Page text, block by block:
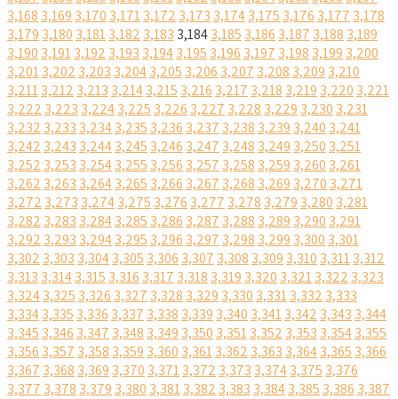
3,168 3,169 3,170 3,1713,172 3,173 3,1743,175 3,176 3,177 3,178
3,179 3,180 3,1813,182 3,183 3,1843,185 3,186 3,187 3,188 3,189
3,190 3,1913,192 3,193 3,1943,195 3,196 3,197 3,198 3,199 3,200
3,2013,202 3,203 3,2043,205 3,206 3,207 3,208 3,209 3,210
3,2113,212 3,213 3,2143,215 3,216 3,217 3,218 3,219 3,220 3,221
3,222 3,223 3,2243,225 3,226 3,227 3,228 3,229 3,230 3,231
3,232 3,233 3,2343,235 3,236 3,237 3,238 3,239 3,240 3,241
3,242 3,243 3,2443,245 3,246 3,247 3,248 3,249 3,250 3,251
3,252 3,253 3,2543,255 3,256 3,257 3,258 3,259 3,260 3,261
3,262 3,263 3,2643,265 3,266 3,267 3,268 3,269 3,270 3,271
3,272 3,273 3,2743,275 3,276 3,277 3,278 3,279 3,280 3,281
3,282 3,283 3,2843,285 3,286 3,287 3,288 3,289 3,290 3,291
3,292 3,293 3,2943,295 3,296 3,297 3,298 3,299 3,300 3,301
3,302 3,303 3,3043,305 3,306 3,307 3,308 3,309 3,310 3,3113,312
3,313 3,3143,315 3,316 3,317 3,318 3,319 3,320 3,3213,322 3,323
3,3243,325 3,326 3,327 3,328 3,329 3,330 3,3313,332 3,333
3,3343,335 3,336 3,337 3,338 3,339 3,340 3,3413,342 3,343 3,344
3,345 3,346 3,347 3,348 3,349 3,350 3,3513,352 3,353 3,3543,355
3,356 3,357 3,358 3,359 3,360 3,3613,362 3,363 3,3643,365 3,366
3,367 3,368 3,369 3,370 3,3713,372 3,373 3,3743,375 3,376
3,377 3,378 3,379 3,380 3,3813,382 3,383 3,3843,385 3,386 3,387